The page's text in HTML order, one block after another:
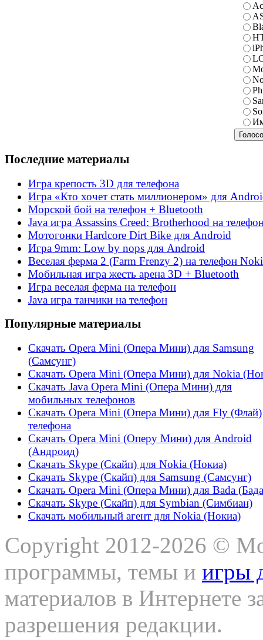
Последние материалы
Игра крепость 3D для телефона
Игра «Кто хочет стать миллионером» для
Морской бой на телефон + Bluetooth
Java игра Assassins Creed: Brotherhood на
Мотогонки Hardcore Dirt Bike для Android
Игра 9mm: Low by nops для Android
Веселая ферма 2 (Farm Frenzy 2) на телефон
Мобильная игра жесть арена 3D + Bluetooth
Игра веселая ферма на телефон
Java игра танчики на телефон
Популярные материалы
Скачать Opera Mini (Опера Мини) для Samsung
(Самсунг)
Скачать Opera Mini (Опера Мини) для Nokia
Скачать Java Opera Mini (Опера Мини) для
мобильных телефонов
Скачать Opera Mini (Опера Мини) для Fly (Флай)
телефона
Скачать Opera Mini (Оперу Мини) для Android
(Андроид)
Скачать Skype (Скайп) для Nokia (Нокиа)
Скачать Skype (Скайп) для Samsung (Самсунг)
Скачать Opera Mini (Опера Мини) для Bada
Скачать Skype (Скайп) для Symbian (Симбиан)
Скачать мобильный агент для Nokia (Нокиа)
Copyright 2012-2026 ©
программы, темы и игры
материалов в Интернете
разрешения редакции.